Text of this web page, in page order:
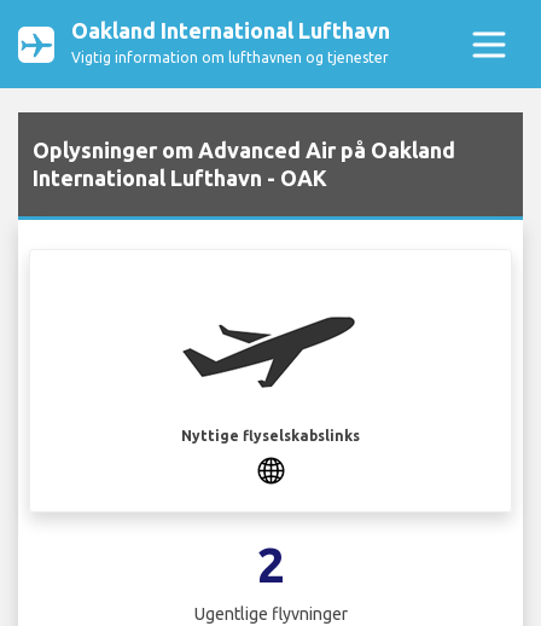
Oakland International Lufthavn
Vigtig information om lufthavnen og tjenester
Oplysninger om Advanced Air på Oakland
International Lufthavn - OAK
Nyttige flyselskabslinks
2
Ugentlige flyvninger